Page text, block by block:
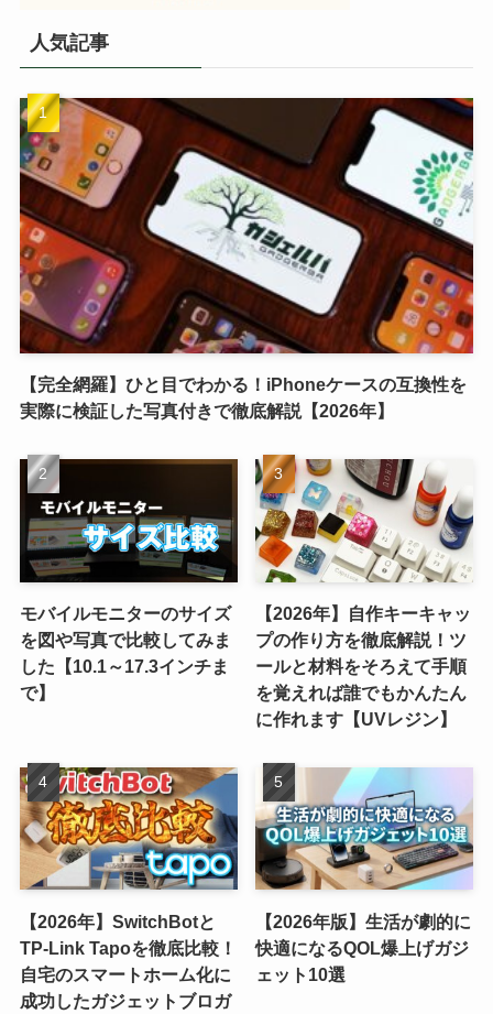
人気記事
【完全網羅】ひと目でわかる！iPhoneケースの互換性を
実際に検証した写真付きで徹底解説【2026年】
モバイルモニターのサイズ
を図や写真で比較してみま
した【10.1～17.3インチま
で】
【2026年】自作キーキャッ
プの作り方を徹底解説！ツ
ールと材料をそろえて手順
を覚えれば誰でもかんたん
に作れます【UVレジン】
【2026年】SwitchBotと
TP-Link Tapoを徹底比較！
自宅のスマートホーム化に
成功したガジェットブロガ
【2026年版】生活が劇的に
快適になるQOL爆上げガジ
ェット10選